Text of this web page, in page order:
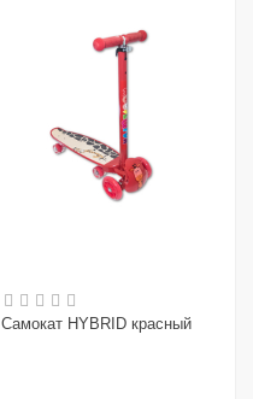
Самокат HYBRID красный